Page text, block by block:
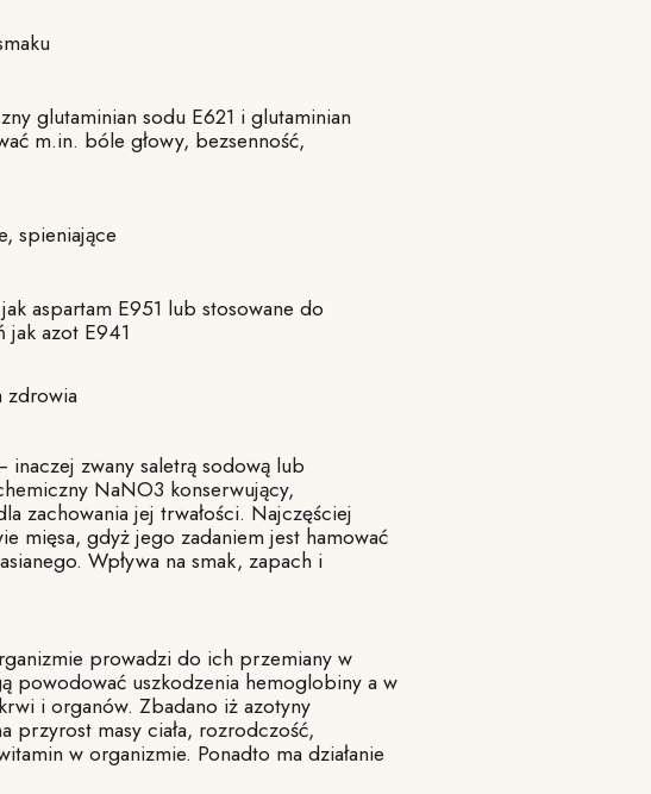
glutaminian sodu E621 i glutaminian
m.in. bóle głowy, bezsenność,
spieniające
aspartam E951 lub stosowane do
jak azot E941
zdrowia
inaczej zwany saletrą sodową lub
NaNO3 konserwujący,
zachowania jej trwałości. Najczęściej
mięsa, gdyż jego zadaniem jest hamować
Wpływa na smak, zapach i
prowadzi do ich przemiany w
powodować uszkodzenia hemoglobiny a w
i organów. Zbadano iż azotyny
przyrost masy ciała, rozrodczość,
w organizmie. Ponadto ma działanie